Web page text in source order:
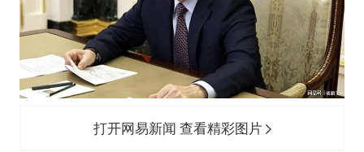
打开网易新闻 查看精彩图片